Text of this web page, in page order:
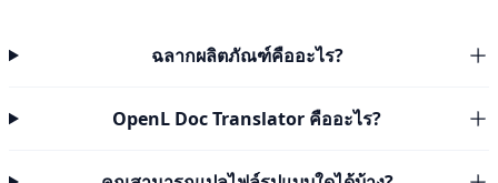
ฉลากผลิตภัณฑ์คืออะไร?
OpenL Doc Translator คืออะไร?